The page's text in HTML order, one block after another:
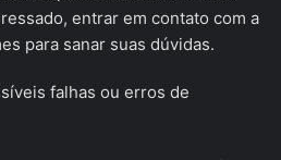
entrar em contato com a
para sanar suas dúvidas.
falhas ou erros de